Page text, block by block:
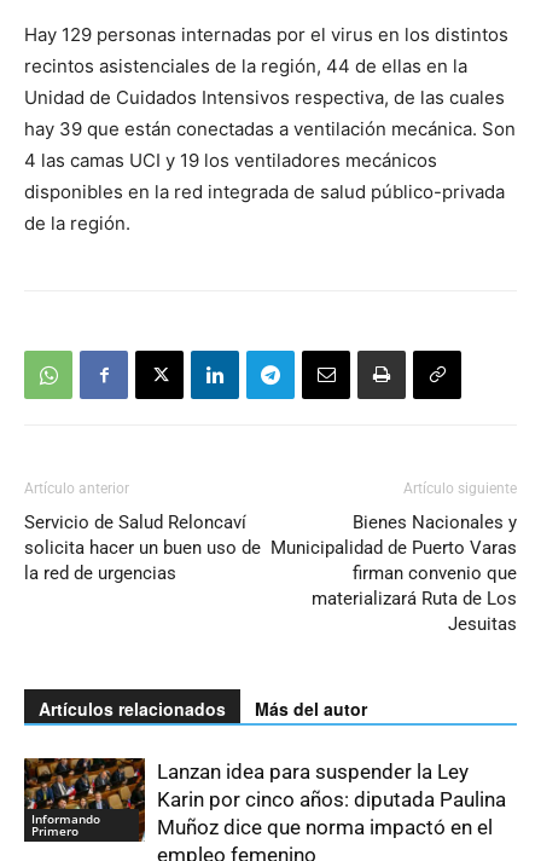
Hay 129 personas internadas por el virus en los distintos
recintos asistenciales de la región, 44 de ellas en la
Unidad de Cuidados Intensivos respectiva, de las cuales
hay 39 que están conectadas a ventilación mecánica. Son
4 las camas UCI y 19 los ventiladores mecánicos
disponibles en la red integrada de salud público-privada
de la región.
Artículo anterior
Servicio de Salud Reloncaví
solicita hacer un buen uso de
la red de urgencias
Artículo siguiente
Bienes Nacionales y
Municipalidad de Puerto Varas
firman convenio que
materializará Ruta de Los
Jesuitas
Artículos relacionados Más del autor
Informando
Primero
Lanzan idea para suspender la Ley
Karin por cinco años: diputada Paulina
Muñoz dice que norma impactó en el
empleo femenino